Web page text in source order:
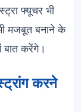
फ्यूचर भी
मजबूत बनाने के
करेंगे।
करने